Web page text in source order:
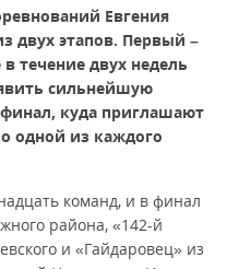
Евгения
двух этапов. Первый –
течение двух недель
сильнейшую
куда приглашают
одной из каждого
команд, и в финал
района, «142-й
и «Гайдаровец» из